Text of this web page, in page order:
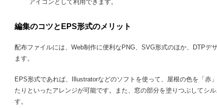
アイコンとして利用できます。
編集のコツとEPS形式のメリット
配布ファイルには、Web制作に便利なPNG、SVG形式のほか、DTP
ます。
EPS形式であれば、Illustratorなどのソフトを使って、屋根の色を「赤
たりといったアレンジが可能です。また、窓の部分を塗りつぶしてシ
す。